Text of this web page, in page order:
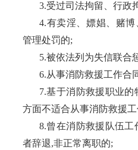
3.受过司法拘留、行政
4.有卖淫、嫖娼、赌
管理处罚的;
5.被依法列为失信联合
6.从事消防救援工作合
7.基于消防救援职业
方面不适合从事消防救援
8.曾在消防救援队伍
者辞退,非正常离职的;